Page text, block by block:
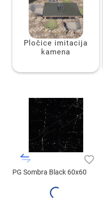
Pločice imitacija
kamena
PG Sombra Black 60x60